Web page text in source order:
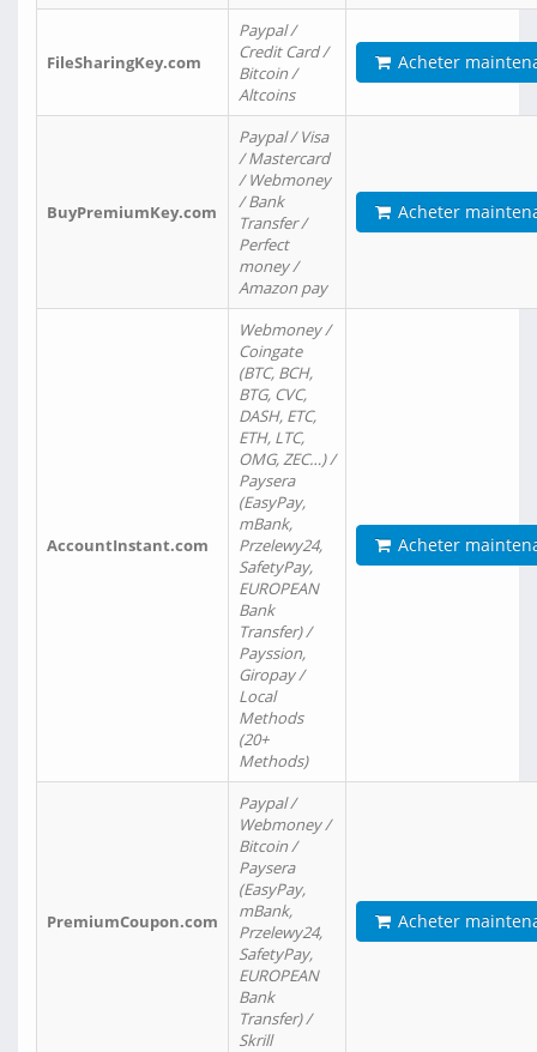
FileSharingKey.com
Paypal /
Credit Card /
Bitcoin /
Altcoins
Acheter
BuyPremiumKey.com
Paypal / Visa
/ Mastercard
/ Webmoney
/ Bank
Transfer /
Perfect
money /
Amazon pay
Acheter
AccountInstant.com
Webmoney /
Coingate
(BTC, BCH,
BTG, CVC,
DASH, ETC,
ETH, LTC,
OMG, ZEC…) /
Paysera
(EasyPay,
mBank,
Przelewy24,
SafetyPay,
EUROPEAN
Bank
Transfer) /
Payssion,
Giropay /
Local
Methods
(20+
Methods)
Acheter
PremiumCoupon.com
Paypal /
Webmoney /
Bitcoin /
Paysera
(EasyPay,
mBank,
Przelewy24,
SafetyPay,
EUROPEAN
Bank
Transfer) /
Skrill
Acheter